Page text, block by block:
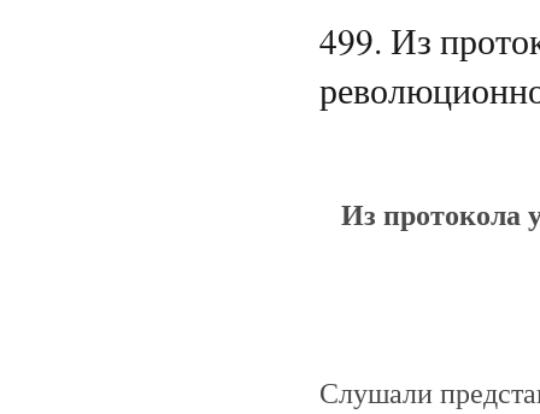
499. Из
Из протокола
Слушали